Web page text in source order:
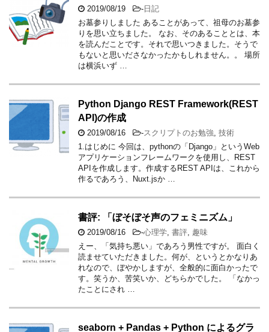
2019/08/19 - 日記
お墓参りしました あることがあって、祖母のお墓参
りを思い立ちました。 なお、そのあることとは、本
を読んだことです。それで思いつきました。そうで
もないと思いださなかったかもしれません。。 場所
は横浜いず …
Python Django REST Framework(REST
API)の作成
2019/08/16 -スクリプトのお勉強, 技術
1.はじめに 今回は、pythonの「Django」というWeb
アプリケーションフレームワークを使用し、REST
APIを作成します。作成するREST APIは、これから
作るであろう、Nuxt.jsか …
書評: 「ぼそぼそ声のフェミニズム」
2019/08/16 -心理学, 書評, 趣味
えー、「気持ち悪い」であろう男性ですが。 面白く
読ませていただきました。何が、というとかなりあ
れなので、ぼやかしますが、全般的に面白かったで
す。笑うか、苦笑いか、どちらかでした。 「なかっ
たことにされ …
seaborn + Pandas + Python によるグラ